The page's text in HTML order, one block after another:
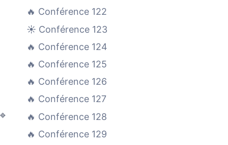
🔹
🔥 Conférence 122
☀️ Conférence 123
🔥 Conférence 124
🔥 Conférence 125
🔥 Conférence 126
🔥 Conférence 127
🔥 Conférence 128
🔥 Conférence 129